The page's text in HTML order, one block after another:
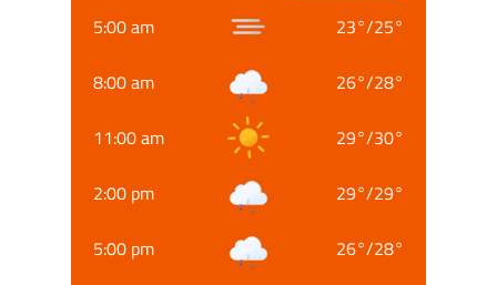
5:00 am
23°/25°
8:00 am 26°/28°
11:00 am 29°/30°
2:00 pm 29°/29°
5:00 pm 26°/28°